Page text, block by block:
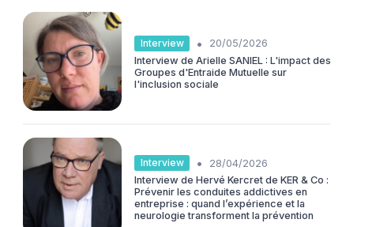
Interview •
20/05/2026
Interview de Arielle SANIEL : L'impact des
Groupes d'Entraide Mutuelle sur
l'inclusion sociale
Interview •
28/04/2026
Interview de Hervé Kercret de KER & Co :
Prévenir les conduites addictives en
entreprise : quand l’expérience et la
neurologie transforment la prévention